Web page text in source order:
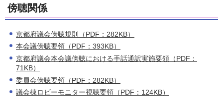
傍聴関係
京都府議会傍聴規則（PDF：282KB）
本会議傍聴要領（PDF：393KB）
京都府議会本会議傍聴における手話通訳実施要領（PDF：
71KB）
委員会傍聴要領（PDF：282KB）
議会棟ロビーモニター視聴要領（PDF：124KB）